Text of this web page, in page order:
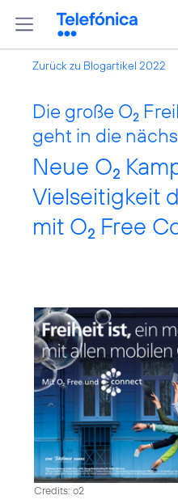
Zurück zu Blogartikel 2022
Die große O2
geht in die
Neue O2
Vielseitigkeit
mit O2 Free
Credits: o2